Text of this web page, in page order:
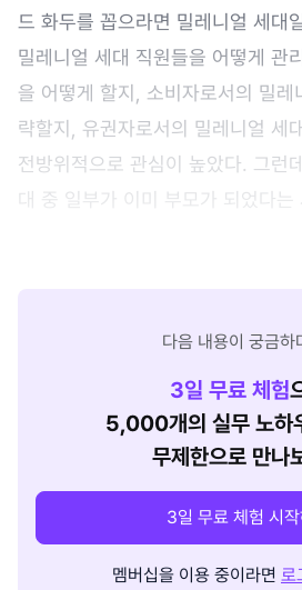
드 화두를 꼽으라면 밀레니얼 세대
밀레니얼 세대 직원들을 어떻게 관
을 어떻게 할지, 소비자로서의 밀레
략할지, 유권자로서의 밀레니얼 세
전방위적으로 관심이 높았다. 그런
대 중 일부가 이미 부모가 되었다는
다음 내용이 궁금하
3일 무료 체험
5,000개의 실무 노하
무제한으로 만나
3일 무료 체험 시작
멤버십을 이용 중이라면 로